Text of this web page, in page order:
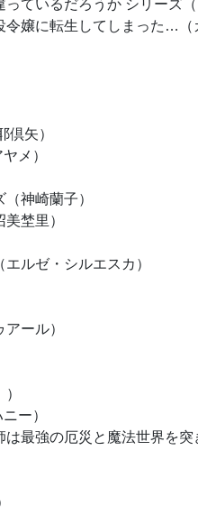
ているだろうか シリーズ（
令嬢に転生してしまった…（
倶矢）
メ）
神崎蘭子）
美埜里）
ルゼ・シルエスカ）
ール）
）
ー）
は最強の厄災と魔法世界を